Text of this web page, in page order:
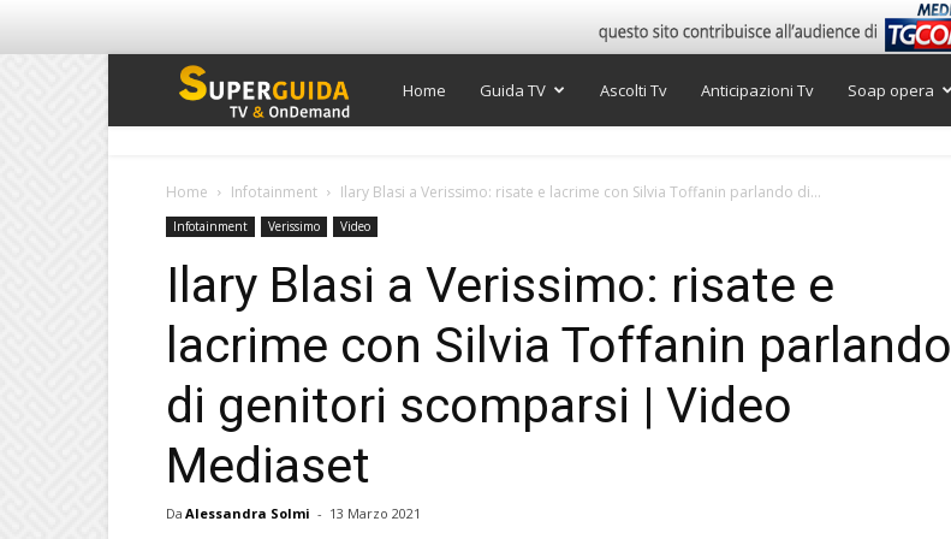
Super
Home Guida TV Ascolti Tv Anticipazioni Tv Soap opera
Home Infotainment Ilary Blasi a Verissimo: risate e lacrime con Silvia Toffanin parlando di...
Infotainment Verissimo Video
Ilary Blasi a Verissimo: risate e
lacrime con Silvia Toffanin parlando
di genitori scomparsi | Video
Mediaset
Da Alessandra Solmi - 13 Marzo 2021